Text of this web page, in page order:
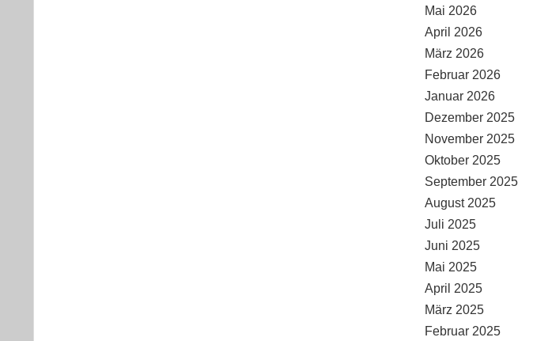
Mai 2026
April 2026
März 2026
Februar 2026
Januar 2026
Dezember 2025
November 2025
Oktober 2025
September 2025
August 2025
Juli 2025
Juni 2025
Mai 2025
April 2025
März 2025
Februar 2025